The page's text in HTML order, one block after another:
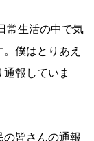
常生活の中で気
僕はとりあえ
報していま
皆さんの通報